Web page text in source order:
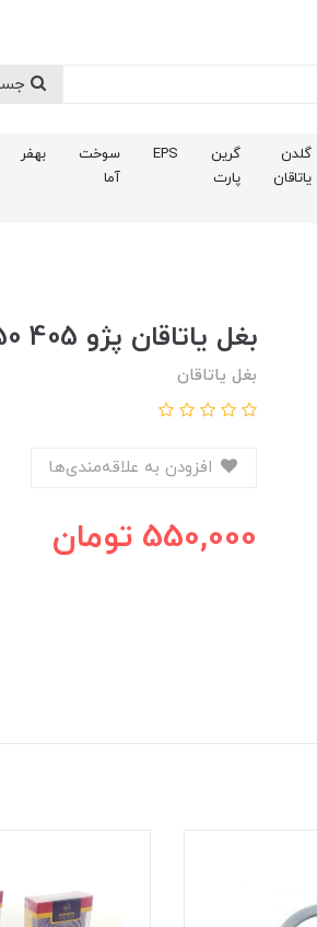
گلدن
یاتاقان
گرین
پارت
EPS
سوخت
آما
بهفر
بغل ياتاقان پژو 405 50{گلدن}
بغل یاتاقان
550,000 تومان